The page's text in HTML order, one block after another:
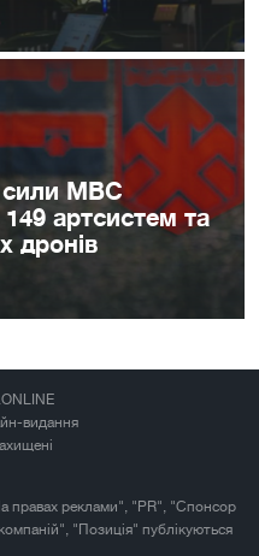
сили МВС
артсистем та
дронів
видання
правах реклами", "PR", "Спонсор
"Позиція" публікуються